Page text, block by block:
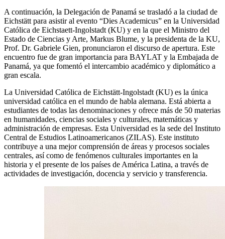
A continuación, la Delegación de Panamá se trasladó a la ciudad de
Eichstätt para asistir al evento “Dies Academicus” en la Universidad
Católica de Eichstaett-Ingolstadt (KU) y en la que el Ministro del
Estado de Ciencias y Arte, Markus Blume, y la presidenta de la KU,
Prof. Dr. Gabriele Gien, pronunciaron el discurso de apertura. Este
encuentro fue de gran importancia para BAYLAT y la Embajada de
Panamá, ya que fomentó el intercambio académico y diplomático a
gran escala.
La Universidad Católica de Eichstätt-Ingolstadt (KU) es la única
universidad católica en el mundo de habla alemana. Está abierta a
estudiantes de todas las denominaciones y ofrece más de 50 materias
en humanidades, ciencias sociales y culturales, matemáticas y
administración de empresas. Esta Universidad es la sede del Instituto
Central de Estudios Latinoamericanos (ZILAS). Este instituto
contribuye a una mejor comprensión de áreas y procesos sociales
centrales, así como de fenómenos culturales importantes en la
historia y el presente de los países de América Latina, a través de
actividades de investigación, docencia y servicio y transferencia.